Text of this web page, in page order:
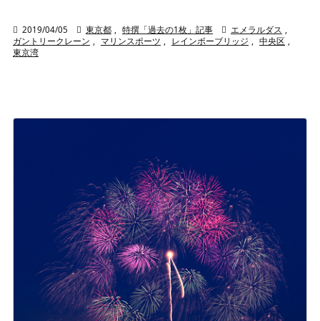
 2019/04/05  東京都 特撰「過去の1枚」記事  エメラルダス
ガントリークレーン
マリンスポーツ レインボーブリッジ 中央区
東京湾